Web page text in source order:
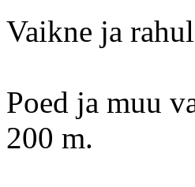
Vaikne ja
Poed ja muu
200 m.